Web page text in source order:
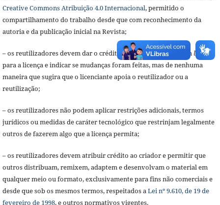
Creative Commons Atribuição 4.0 Internacional, permitido o
compartilhamento do trabalho desde que com reconhecimento da
autoria e da publicação inicial na Revista;
– os reutilizadores devem dar o crédito apropriado, prover um link
para a licença e indicar se mudanças foram feitas, mas de nenhuma
maneira que sugira que o licenciante apoia o reutilizador ou a
reutilização;
– os reutilizadores não podem aplicar restrições adicionais, termos
jurídicos ou medidas de caráter tecnológico que restrinjam legalmente
outros de fazerem algo que a licença permita;
– os reutilizadores devem atribuir crédito ao criador e permitir que
outros distribuam, remixem, adaptem e desenvolvam o material em
qualquer meio ou formato, exclusivamente para fins não comerciais e
desde que sob os mesmos termos, respeitados a Lei nº 9.610, de 19 de
fevereiro de 1998, e outros normativos vigentes.